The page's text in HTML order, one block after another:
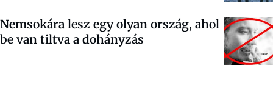
Nemsokára lesz egy olyan ország, ahol
be van tiltva a dohányzás